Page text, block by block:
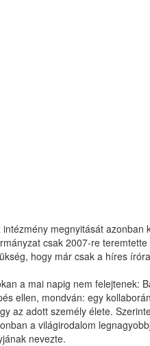
intézmény megnyitását
csak 2007-re
hogy már csak a híres
a mai napig nem felejtenek:
ellen, mondván: egy
az adott személy élete.
a világirodalom
nevezte.